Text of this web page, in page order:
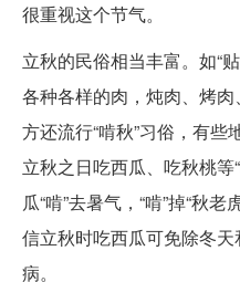
很重视这个节气。
立秋的民俗相当丰富。如“
各种各样的肉，炖肉、烤
方还流行“啃秋”习俗，有些
立秋之日吃西瓜、吃秋桃等
瓜“啃”去暑气，“啃”掉“秋
信立秋时吃西瓜可免除冬
病。